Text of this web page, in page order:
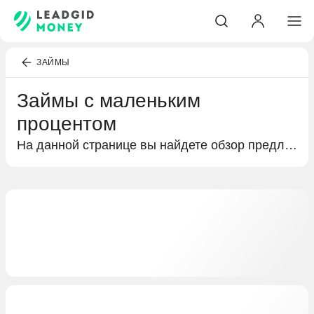
ЗАЙМЫ
Займы с маленьким
процентом
На данной странице вы найдете обзор предложений от МФО по займам с маленьким процентом. Вы можете сравнить и выбрать оптимальное предложение от надёжных МФО, сделав процесс оформления лёгким, быстрым, и максимально удобным.